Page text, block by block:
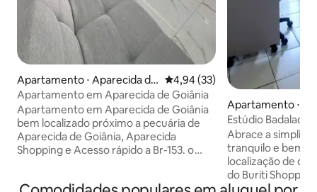
Apartamento ⋅ Aparecida de
Goiânia
4,94 de uma avaliação média
4,94 (33)
Apartamento em Aparecida de Goiânia
Apartamento em Aparecida de Goiânia
bem localizado próximo a pecuária de
Aparecida de Goiânia, Aparecida
Shopping e Acesso rápido a Br-153. o
Apartamento ⋅
oiânia
Estúdio Badaladu
Abrace a
tranquilo e bem-
localização de de
do Buriti
restaurantes,